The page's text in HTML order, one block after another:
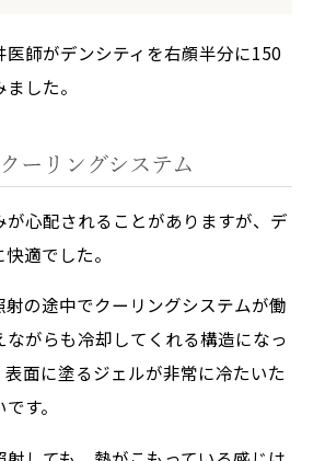
医師がデンシティを右顔半分に150
した。
ーリングシステム
が心配されることがありますが、デ
適でした。
射の途中でクーリングシステムが働
ながらも冷却してくれる構造になっ
面に塗るジェルが非常に冷たいた
す。